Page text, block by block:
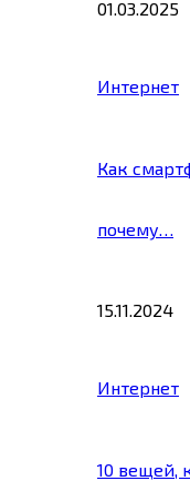
01.03.2025
Интернет
Как
почему…
15.11.2024
Интернет
10 вещей,